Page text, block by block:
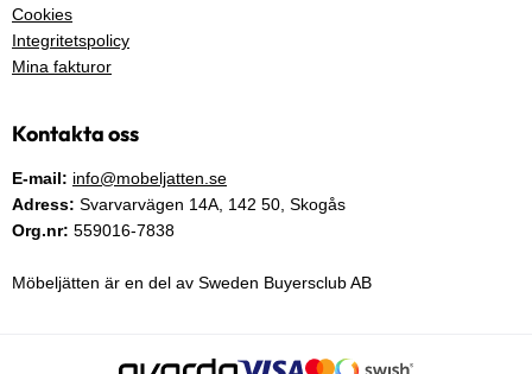
Cookies
Integritetspolicy
Mina fakturor
Kontakta oss
E-mail: info@mobeljatten.se
Adress: Svarvarvägen 14A, 142 50 , Skogås
Org.nr: 559016-7838
Möbeljätten är en del av Sweden Buyersclub AB